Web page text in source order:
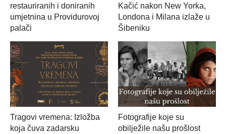
restauriranih i doniranih
umjetnina u Providurovoj
palači
Kačić nakon New Yorka,
Londona i Milana izlaže u
Šibeniku
Tragovi vremena: Izložba
koja čuva zadarsku
Fotografije koje su
obilježile našu prošlost